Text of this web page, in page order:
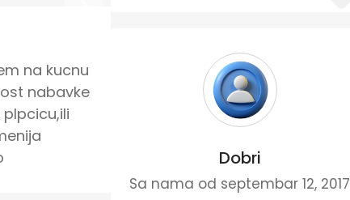
na kucnu
nabavke
Dobri
Sa nama od septembar 12, 2017